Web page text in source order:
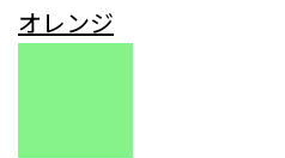
オレンジ